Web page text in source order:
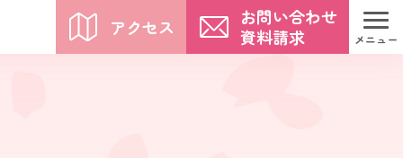
アクセス
お問い合わせ
資料請求
メニュー